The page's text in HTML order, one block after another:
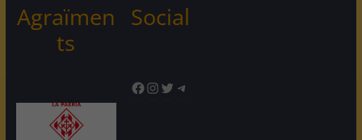
Agraïmen
ts
Social
Facebook
Instagram
TwitterTelegram